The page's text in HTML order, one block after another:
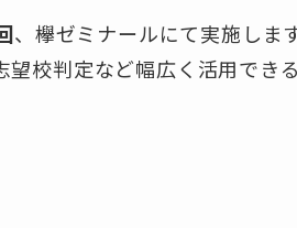
、欅ゼミナールにて実施します
校判定など幅広く活用でき